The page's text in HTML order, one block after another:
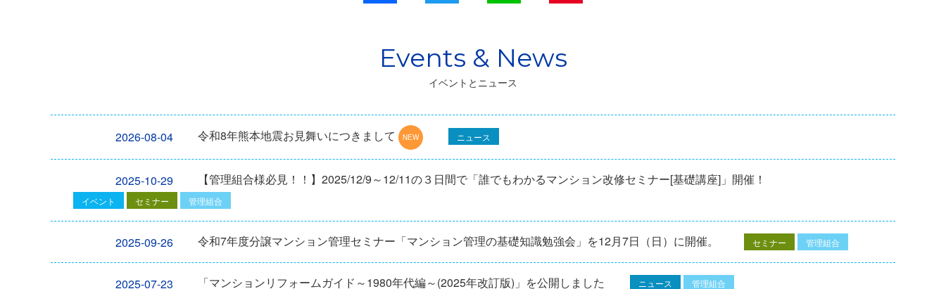
イベントとニュース
2026-08-04 令和8年熊本地震お見舞いにつきまして ニュース
2025-10-29 【管理組合様必見！！】2025/12/9～12/11の３日間で「誰でもわかるマンション改修セミナー[基礎講座]」開催！
イベント セミナー 管理組合
2025-09-26 令和7年度分譲マンション管理セミナー「マンション管理の基礎知識勉強会」を12⽉7⽇（⽇）に開催。 セミナー 管理組合
2025-07-23 「マンションリフォームガイド～1980年代編～(2025年改訂版)」を公開しました ニュース 管理組合